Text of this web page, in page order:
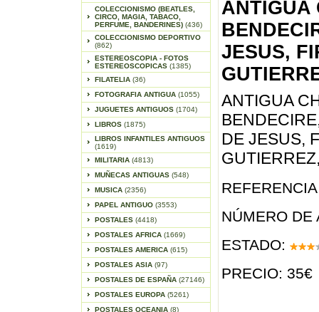
COLECCIONISMO (BEATLES,
CIRCO, MAGIA, TABACO,
PERFUME, BANDERINES) (436)
COLECCIONISMO DEPORTIVO
(862)
ESTEREOSCOPIA - FOTOS
ESTEREOSCOPICAS (1385)
FILATELIA (36)
FOTOGRAFIA ANTIGUA (1055)
JUGUETES ANTIGUOS (1704)
LIBROS (1875)
LIBROS INFANTILES ANTIGUOS
(1619)
MILITARIA (4813)
MUÑECAS ANTIGUAS (548)
MUSICA (2356)
PAPEL ANTIGUO (3553)
POSTALES (4418)
POSTALES AFRICA (1669)
POSTALES AMERICA (615)
POSTALES ASIA (97)
POSTALES DE ESPAÑA (27146)
POSTALES EUROPA (5261)
POSTALES OCEANIA (8)
ANTIGUA
JESUS,
ANTIGUA
DE JESUS,
NÚMERO DE
ESTADO:
PRECIO: 35€